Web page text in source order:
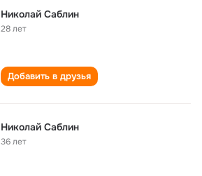
Николай Саблин
28 лет
Добавить в друзья
Николай Саблин
36 лет